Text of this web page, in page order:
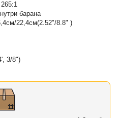
барана
22,4см(2.52"/8.8" )
3/8")